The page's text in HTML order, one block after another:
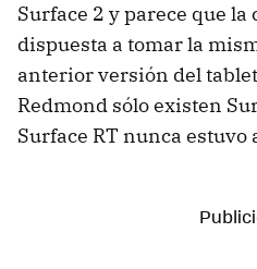
Surface 2 y parece que la
dispuesta a tomar la
anterior versión del
Redmond sólo existen
Surface RT nunca estuvo